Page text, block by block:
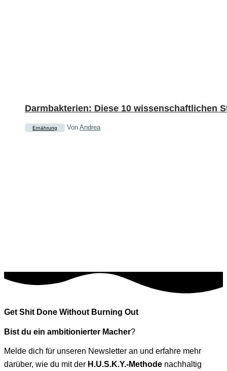
Darmbakterien: Diese 10 wissenschaftlichen
Ernährung VonAndrea
Get Shit Done Without Burning Out
Bist du ein ambitionierter Macher?
Melde dich für unseren Newsletter an und erfahre mehr
darüber, wie du mit der H.U.S.K.Y.-Methode nachhaltig